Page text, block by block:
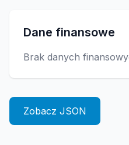
Dane finansowe
Brak danych
Zobacz JSON